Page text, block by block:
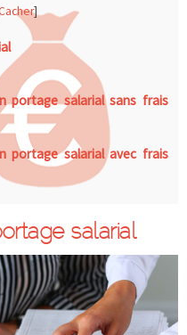
]
portage salarial sans frais
portage salarial avec frais
salarial